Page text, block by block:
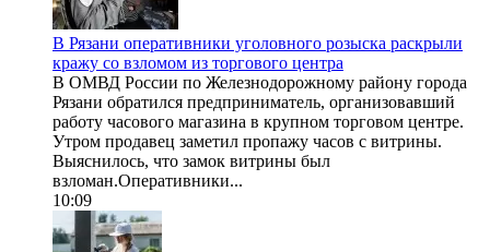
В Рязани оперативники уголовного розыска раскрыли
кражу со взломом из торгового центра
В ОМВД России по Железнодорожному району города
Рязани обратился предприниматель, организовавший
работу часового магазина в крупном торговом центре.
Утром продавец заметил пропажу часов с витрины.
Выяснилось, что замок витрины был
взломан.Оперативники...
10:09